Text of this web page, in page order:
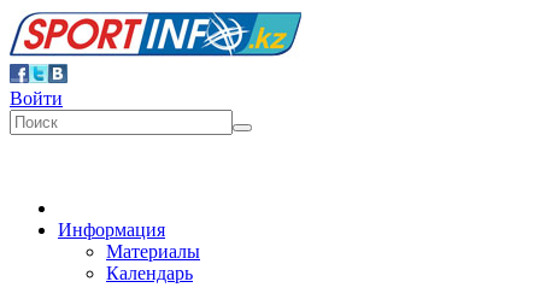
Войти
Информация
Материалы
Календарь